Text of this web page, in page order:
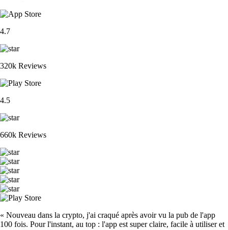
4.7
320k Reviews
4.5
660k Reviews
« Nouveau dans la crypto, j'ai craqué après avoir vu la pub de l'app
100 fois. Pour l'instant, au top : l'app est super claire, facile à utiliser et